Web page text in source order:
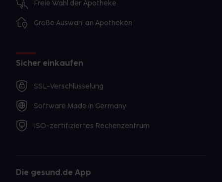
Freie Wahl der Apotheke
Große Auswahl an Apotheken
Sicher einkaufen
SSL-Verschlüsselung
Software Made in Germany
ISO-zertifiziertes Rechenzentrum
Die gesund.de App